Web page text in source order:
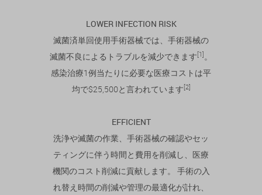
LOWER INFECTION RISK
滅菌済単回使用手術器械では、 手術器械の
滅菌不良によるトラブルを減少できます[1] 。
感染治療1例当たりに必要な医療コストは平
均で$25,500と言われています[2]
EFFICIENT
洗浄や滅菌の作業、手術器械の確認やセッ
ティングに伴う時間と費用を削減し、医療
機関のコスト削減に貢献します。 手術の入
れ替え時間の削減や管理の最適化が計れ、